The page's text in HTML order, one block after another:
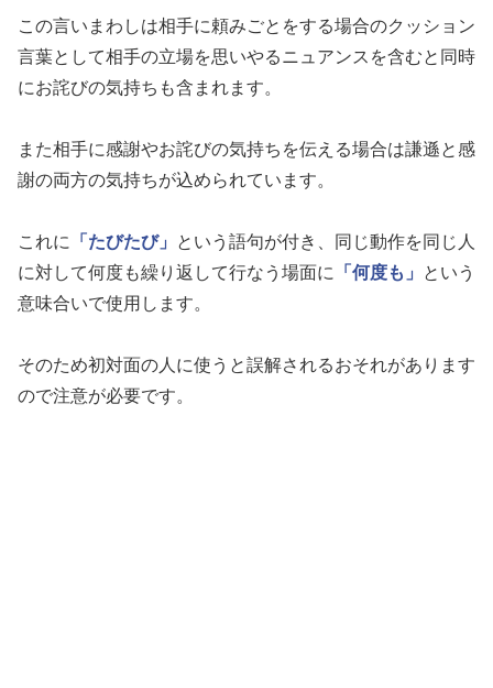
この言いまわしは相手に頼みごとをする場合のクッション
言葉として相手の立場を思いやるニュアンスを含むと同時
にお詫びの気持ちも含まれます。
また相手に感謝やお詫びの気持ちを伝える場合は謙遜と感
謝の両方の気持ちが込められています。
これに 「たびたび」
という語句が付き、同じ動作を同じ人
に対して何度も繰り返して行なう場面に
「何度も」
という
意味合いで使用します。
そのため初対面の人に使うと誤解されるおそれがあります
ので注意が必要です。